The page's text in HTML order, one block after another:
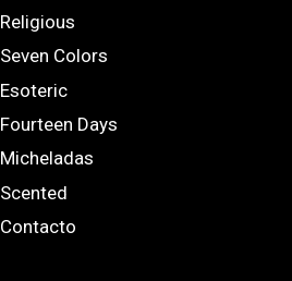
Religious
Seven Colors
Esoteric
Fourteen Days
Micheladas
Scented
Contacto